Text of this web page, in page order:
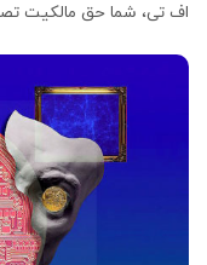
اف تی، شما حق مالکیت